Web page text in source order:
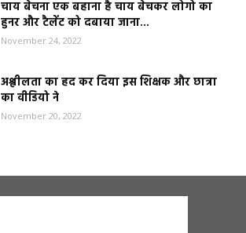
चाय बेचना एक बहाना है चाय बेचकर लोगो का
हुनर और टैलेंट को दबाया जाना...
November 24, 2022
अश्लीलता का हद कर दिया इस शिक्षक और छात्रा
का वीडियो ने
November 20, 2022